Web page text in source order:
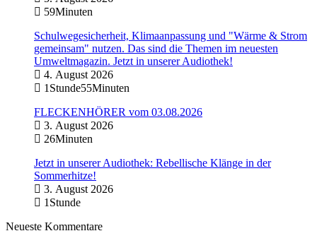
59Minuten
Schulwegesicherheit, Klimaanpassung und "Wärme & Strom
gemeinsam" nutzen. Das sind die Themen im neuesten
Umweltmagazin. Jetzt in unserer Audiothek!
4. August 2026
1Stunde55Minuten
FLECKENHÖRER vom 03.08.2026
3. August 2026
26Minuten
Jetzt in unserer Audiothek: Rebellische Klänge in der
Sommerhitze!
3. August 2026
1Stunde
Neueste Kommentare